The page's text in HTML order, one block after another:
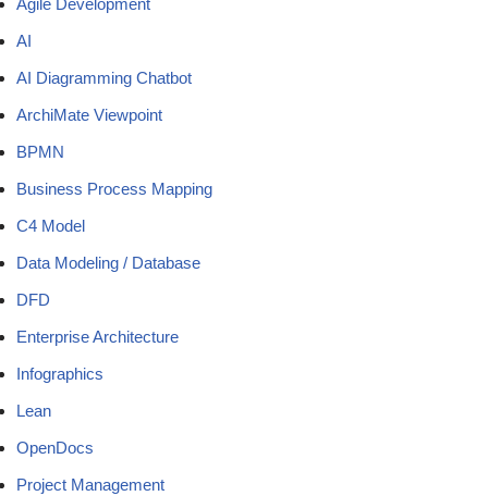
Agile Development
AI
AI Diagramming Chatbot
ArchiMate Viewpoint
BPMN
Business Process Mapping
C4 Model
Data Modeling / Database
DFD
Enterprise Architecture
Infographics
Lean
OpenDocs
Project Management